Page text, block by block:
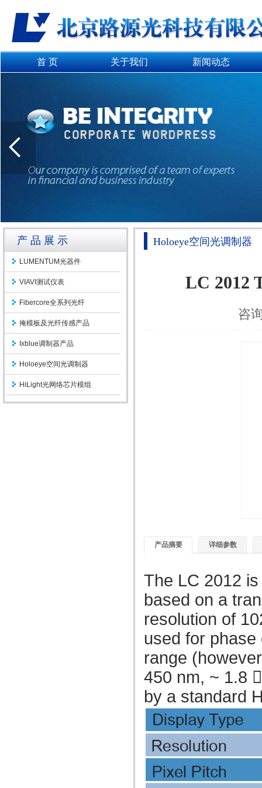
首 页 关于我们 新闻动态
产品展示
LUMENTUM光器件
VIAVI测试仪表
Fibercore全系列光纤
掩模板及光纤传感产品
Ixblue调制器产品
Holoeye空间光调制器
HiLight光网络芯片模组
Holoeye空间光调制器
LC 2012
咨
产品摘要 详细参数
The LC 2012
based on a
resolution of
used for
range
450 nm, ~ 1.8
by a standard